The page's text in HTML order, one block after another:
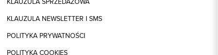
KLAUZULA NEWSLETTER I SMS
POLITYKA PRYWATNOŚCI
POLITYKA COOKIES